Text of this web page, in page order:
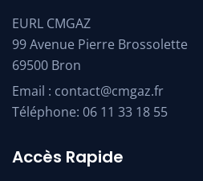
EURL CMGAZ
99 Avenue Pierre Brossolette
69500 Bron
Email : contact@cmgaz.fr
Téléphone: 06 11 33 18 55
Accès Rapide